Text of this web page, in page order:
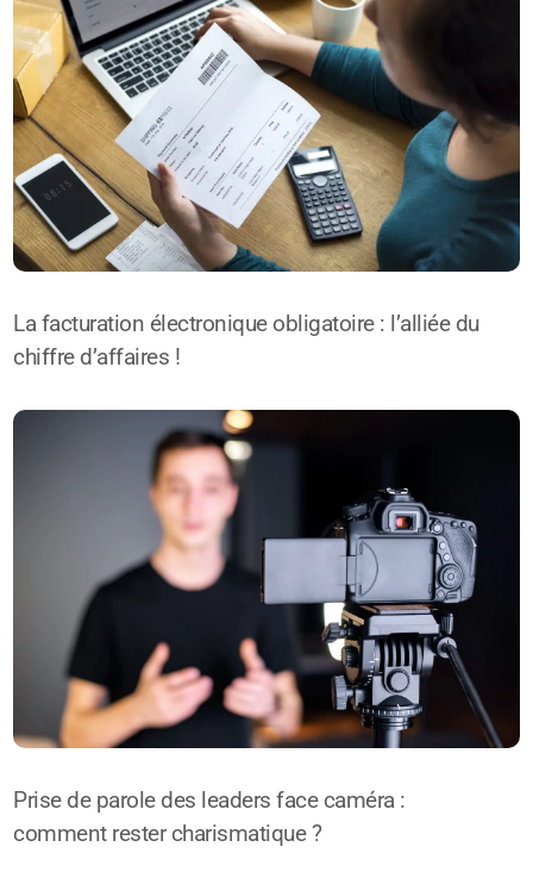
La facturation électronique obligatoire : l’alliée du
chiffre d’affaires !
Prise de parole des leaders face caméra :
comment rester charismatique ?